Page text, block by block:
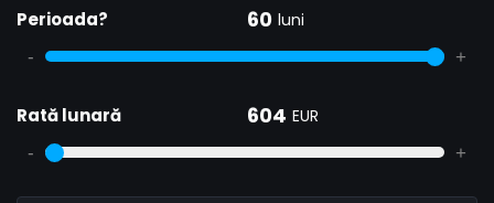
Perioada? 60 luni
- +
Rată lunară 604 EUR
- +